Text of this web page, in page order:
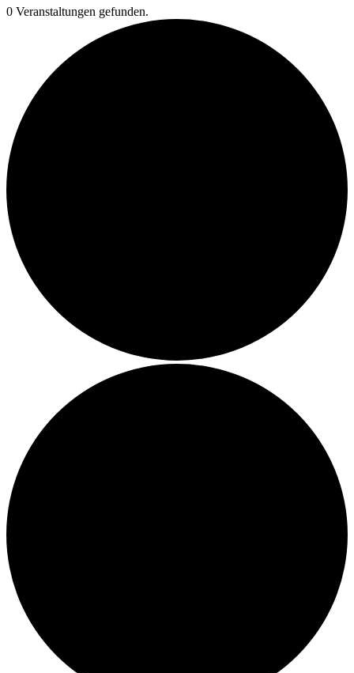
0 Veranstaltungen gefunden.